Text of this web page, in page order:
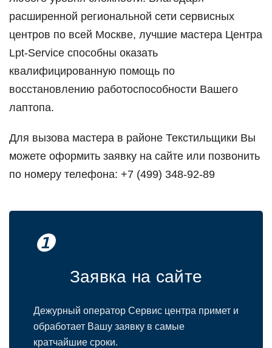
расширенной региональной сети сервисных
центров по всей Москве, лучшие мастера Центра
Lpt-Service способны оказать
квалифицированную помощь по
восстановлению работоспособности Вашего
лаптопа.
Для вызова мастера в районе Текстильщики Вы
можете оформить заявку на сайте или позвонить
по номеру телефона: +7 (499) 348-92-89
❶
Заявка на сайте
Дежурный оператор Сервис центра примет и
обработает Вашу заявку в самые
кратчайшие сроки.